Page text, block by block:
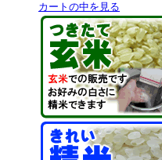
カートの中を見る